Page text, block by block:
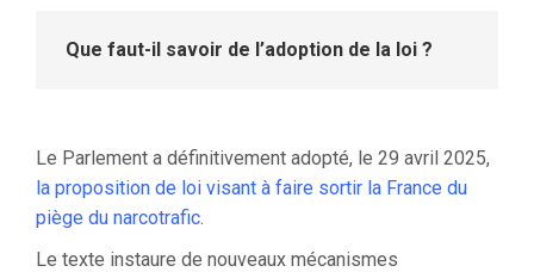
Que faut-il savoir de l’adoption de la loi ?
Le Parlement a définitivement adopté, le 29 avril 2025,
la proposition de loi visant à faire sortir la France du
piège du narcotrafic.
Le texte instaure de nouveaux mécanismes